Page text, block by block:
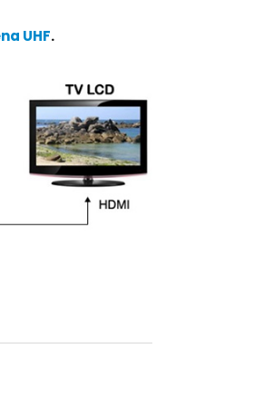
UHF.